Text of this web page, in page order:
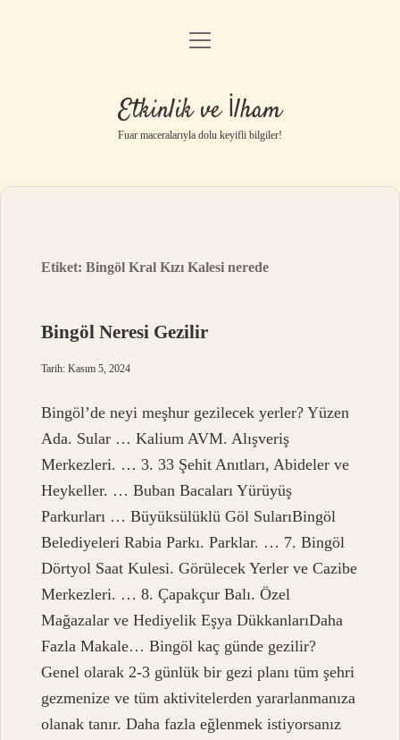
Anasayfa
Gizlilik Politikası
Yasal Uyarı
menüyü
Etkinlik ve İlham
Fuar maceralarıyla dolu keyifli bilgiler!
Etiket:Bingöl Kral Kızı Kalesi nerede
Bingöl Neresi Gezilir
Tarih: Kasım 5, 2024
Bingöl’de neyi meşhur gezilecek yerler? Yüzen
Ada. Sular … Kalium AVM. Alışveriş
Merkezleri. … 3. 33 Şehit Anıtları, Abideler ve
Heykeller. … Buban Bacaları Yürüyüş
Parkurları … Büyüksülüklü Göl SularıBingöl
Belediyeleri Rabia Parkı. Parklar. … 7. Bingöl
Dörtyol Saat Kulesi. Görülecek Yerler ve Cazibe
Merkezleri. … 8. Çapakçur Balı. Özel
Mağazalar ve Hediyelik Eşya DükkanlarıDaha
Fazla Makale… Bingöl kaç günde gezilir?
Genel olarak 2-3 günlük bir gezi planı tüm şehri
gezmenize ve tüm aktivitelerden yararlanmanıza
olanak tanır. Daha fazla eğlenmek istiyorsanız